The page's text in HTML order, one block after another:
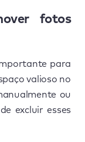
fotos
para
valioso no
ou
excluir esses